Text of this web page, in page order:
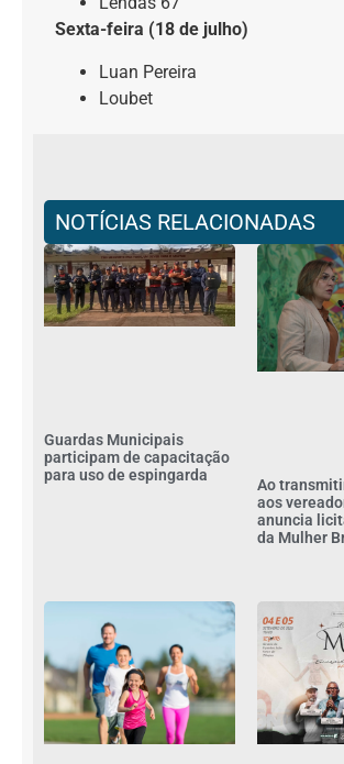
Sexta-feira (18 de julho)
Luan Pereira
Loubet
NOTÍCIAS RELACIONADAS
Guardas Municipais
participam de capacitação
para uso de espingarda
Ao
aos
anuncia
da Mulher